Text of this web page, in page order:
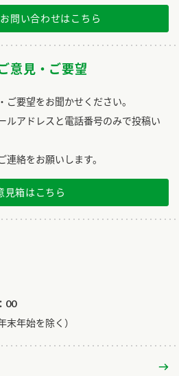
問い合わせはこちら
意見・ご要望
要望をお聞かせください。
ルアドレスと電話番号のみで投稿い
連絡をお願いします。
見箱はこちら
00
末年始を除く）